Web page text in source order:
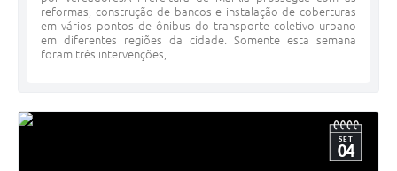
reformas, construção de bancos e instalação de coberturas
em vários pontos de ônibus do transporte coletivo urbano
em diferentes regiões da cidade. Somente esta semana
foram três intervenções,...
SET
04